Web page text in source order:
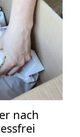
nach